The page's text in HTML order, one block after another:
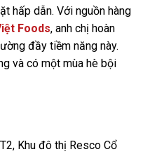
hấp dẫn. Với nguồn hàng
Foods, anh chị hoàn
đầy tiềm năng này.
và có một mùa hè bội
Khu đô thị Resco Cổ